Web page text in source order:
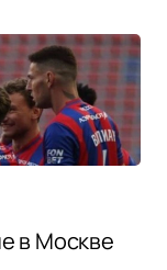
в Москве